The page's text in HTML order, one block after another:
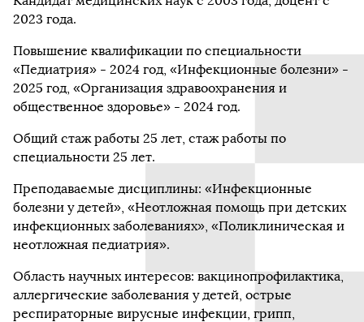
2023 года.
Повышение квалификации по специальности
«Педиатрия» - 2024 год, «Инфекционные болезни» -
2025 год, «Организация здравоохранения и
общественное здоровье» - 2024 год.
Общий стаж работы 25 лет, стаж работы по
специальности 25 лет.
Преподаваемые дисциплины: «Инфекционные
болезни у детей», «Неотложная помощь при детских
инфекционных заболеваниях», «Поликлиническая и
неотложная педиатрия».
Область научных интересов: вакцинопрофилактика,
аллергические заболевания у детей, острые
респираторные вирусные инфекции, грипп,